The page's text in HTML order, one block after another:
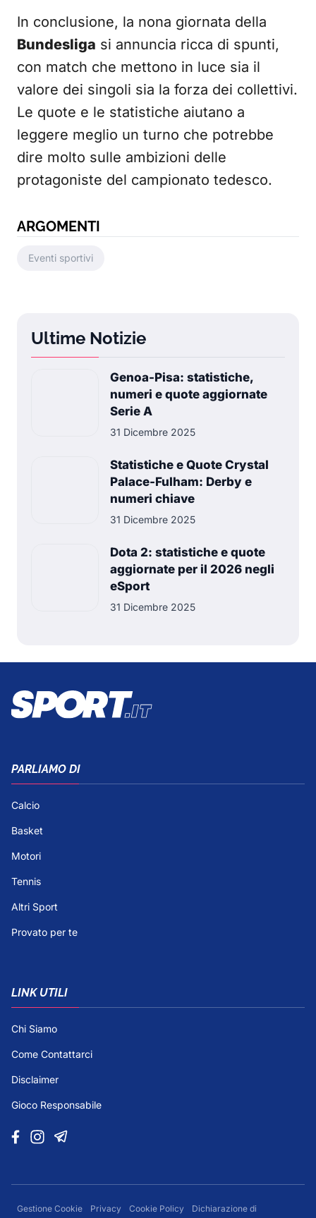
In conclusione, la nona giornata della
Bundesliga si annuncia ricca di spunti,
con match che mettono in luce sia il
valore dei singoli sia la forza dei collettivi.
Le quote e le statistiche aiutano a
leggere meglio un turno che potrebbe
dire molto sulle ambizioni delle
protagoniste del campionato tedesco.
ARGOMENTI
Eventi sportivi
Ultime Notizie
Genoa-Pisa: statistiche,
numeri e quote aggiornate
Serie A
31 Dicembre 2025
Statistiche e Quote Crystal
Palace-Fulham: Derby e
numeri chiave
31 Dicembre 2025
Dota 2: statistiche e quote
aggiornate per il 2026 negli
eSport
31 Dicembre 2025
PARLIAMO DI
Calcio
Basket
Motori
Tennis
Altri Sport
Provato per te
LINK UTILI
Chi Siamo
Come Contattarci
Disclaimer
Gioco Responsabile
Gestione Cookie Privacy Cookie Policy Dichiarazione di